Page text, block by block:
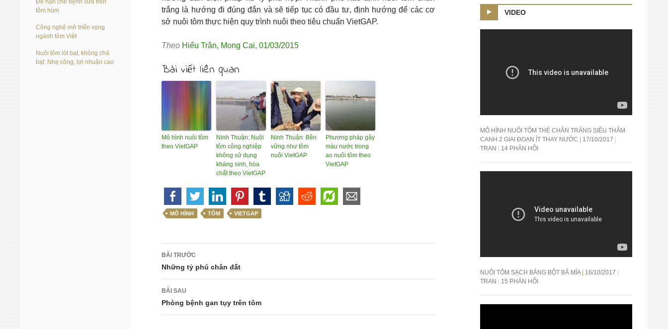
trắng là hướng đi đúng đắn và sẽ tiếp tục có đầu tư, định hướng để các cơ
sở nuôi tôm thực hiện quy trình nuôi theo tiêu chuẩn VietGAP.
Theo Hiểu Trân, Mong Cai, 01/03/2015
Bài viết liên quan
Mô hình nuôi tôm
theo VietGAP
Ninh Thuận: Nuôi
tôm công nghiệp
không sử dụng
kháng sinh, hóa
chất theo VietGAP
Ninh Thuận: Bền
vững như tôm
nuôi VietGAP
Phương pháp gây
màu nước trong
ao nuôi tôm theo
VietGAP
MÔ HÌNH TÔM VIETGAP
Điều
hướng
bài
viết
BÀI TRƯỚC
Những tỷ phú chân đất
BÀI SAU
Phòng bệnh gan tụy trên tôm
VIDEO
MÔ HÌNH NUÔI TÔM THẺ CHÂN TRẮNG SIÊU THÂM
CANH 2 GIAI ĐOẠN ÍT THAY NƯỚC
17/10/2017
TRAN
14 PHẢN HỒI
NUÔI TÔM SẠCH BẰNG BỘT BÃ MÍA
16/10/2017
TRAN
15 PHẢN HỒI
Để hạn chế bệnh sữa trên
tôm hùm
Công nghệ mở triển vọng
ngành tôm Việt
Nuôi tôm lót bạt, không chà
bạt: Nhẹ công, lợi nhuận cao